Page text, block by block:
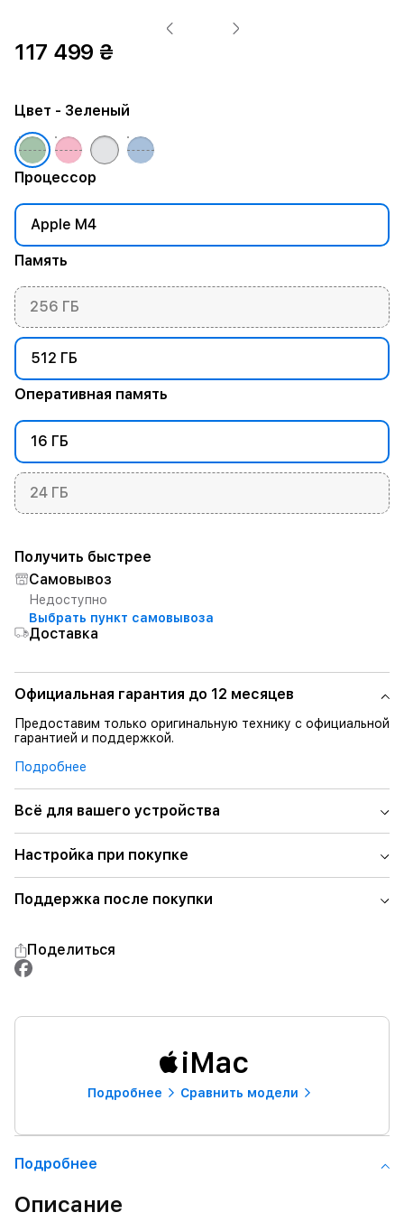
117 499 ₴
Процессор
Apple M4
Память
256 ГБ
512 ГБ
Цвет - Зеленый
Оперативная память
16 ГБ
24 ГБ
Получить быстрее
Самовывоз
Недоступно
Выбрать пункт самовывоза
Доставка
Официальная гарантия до 12 месяцев
Предоставим только оригинальную технику с официальной
гарантией и поддержкой.
Подробнее
Всё для вашего устройства
Настройка при покупке
Поддержка после покупки
Поделиться
iMac
Подробнее Сравнить модели
Подробнее
Описание